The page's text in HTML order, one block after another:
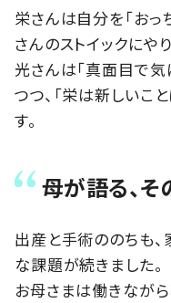
栄さんは自分を「おっ
さんのストイックにや
光さんは「真面目で気
つつ、「栄は新しいこ
す。
母が語る、そ
出産と手術ののちも
な課題が続きました。
お母さまは働きなが